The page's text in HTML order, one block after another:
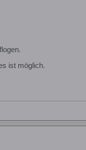
ist möglich.